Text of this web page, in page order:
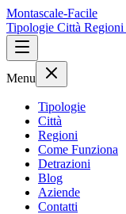
Montascale-Facile
Tipologie Città Regioni
Menu
Tipologie
Città
Regioni
Come Funziona
Detrazioni
Blog
Aziende
Contatti